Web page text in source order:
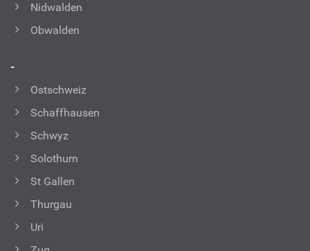
Nidwalden
Obwalden
-
Ostschweiz
Schaffhausen
Schwyz
Solothurn
St Gallen
Thurgau
Uri